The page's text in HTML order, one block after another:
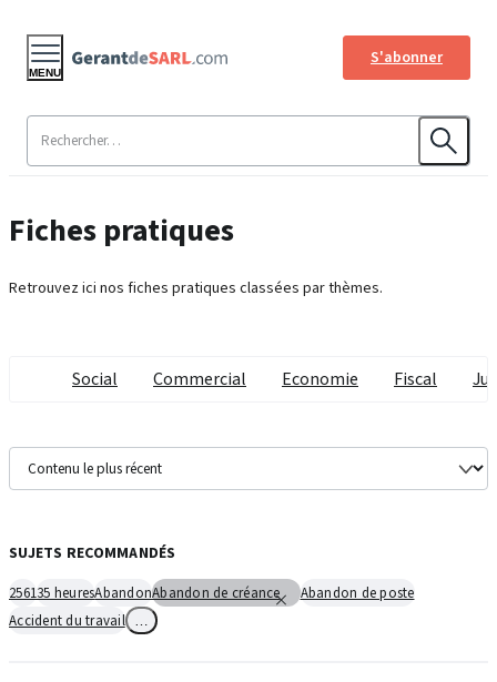
S'abonner
MENU
Fiches pratiques
Retrouvez ici nos fiches pratiques classées par thèmes.
Social Commercial Economie Fiscal
SUJETS RECOMMANDÉS
256135 heuresAbandonAbandon de créance
Abandon de poste
Accident du travail